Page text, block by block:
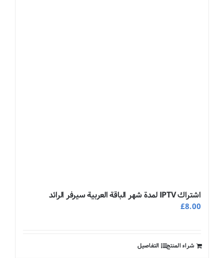
اشتراك IPTV لمدة شهر الباقة العربية سيرفر الرائد
£8.00
شراء المنتج التفاصيل